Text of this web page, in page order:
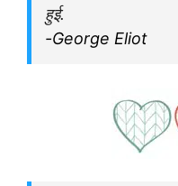
हुई.
-George Eliot